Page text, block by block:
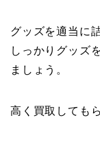
グッズを適当に
しっかりグッズ
ましょう。
高く買取しても